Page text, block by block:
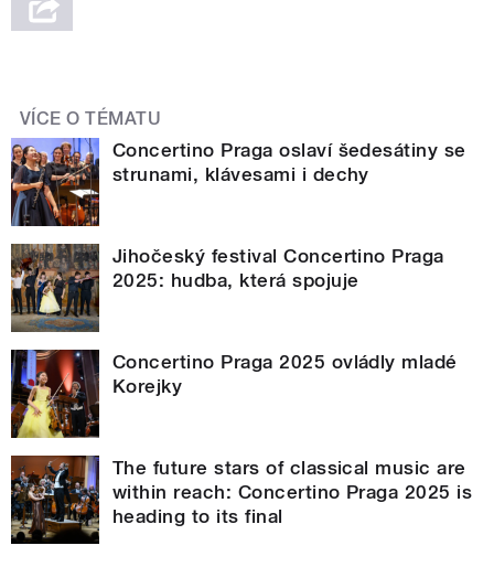
VÍCE O TÉMATU
Concertino Praga oslaví šedesátiny se
strunami, klávesami i dechy
Jihočeský festival Concertino Praga
2025: hudba, která spojuje
Concertino Praga 2025 ovládly mladé
Korejky
The future stars of classical music are
within reach: Concertino Praga 2025 is
heading to its final